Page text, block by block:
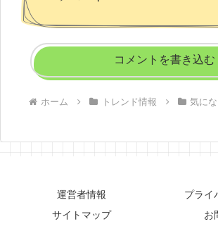
コメントを書き込む
ホーム トレンド情報 気に
運営者情報
プライ
サイトマップ
お